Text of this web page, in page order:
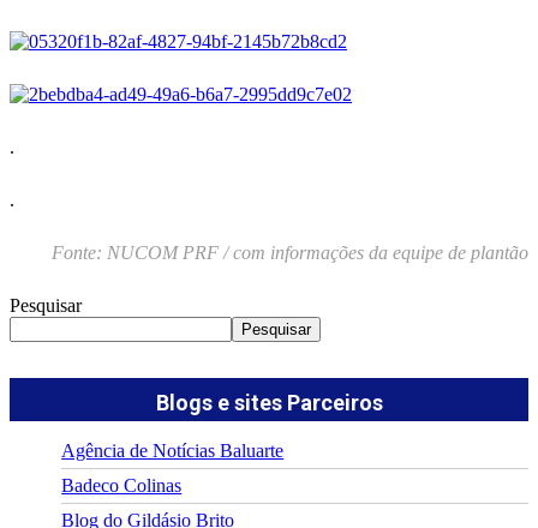
.
.
Fonte: NUCOM PRF / com informações da equipe de plantão
Pesquisar
Pesquisar
Blogs e sites Parceiros
Agência de Notícias Baluarte
Badeco Colinas
Blog do Gildásio Brito